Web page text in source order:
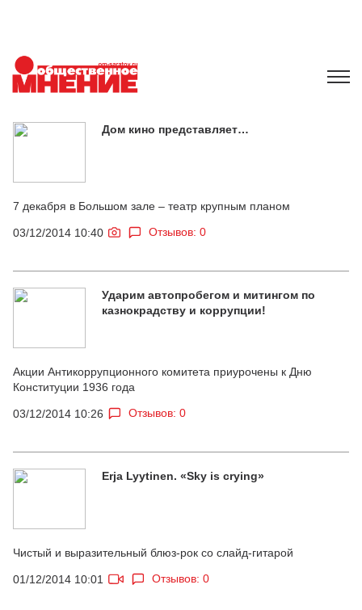
Дом кино представляет…
7 декабря в Большом зале – театр крупным планом
03/12/2014 10:40 Отзывов: 0
Ударим автопробегом и митингом по
казнокрадству и коррупции!
Акции Антикоррупционного комитета приурочены к Дню
Конституции 1936 года
03/12/2014 10:26 Отзывов: 0
Erja Lyytinen. «Sky is crying»
Чистый и выразительный блюз-рок со слайд-гитарой
01/12/2014 10:01 Отзывов: 0